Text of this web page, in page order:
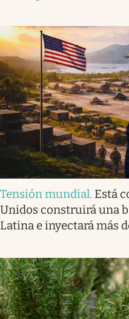
Tensión mundial. Está
Unidos construirá una
Latina e inyectará más